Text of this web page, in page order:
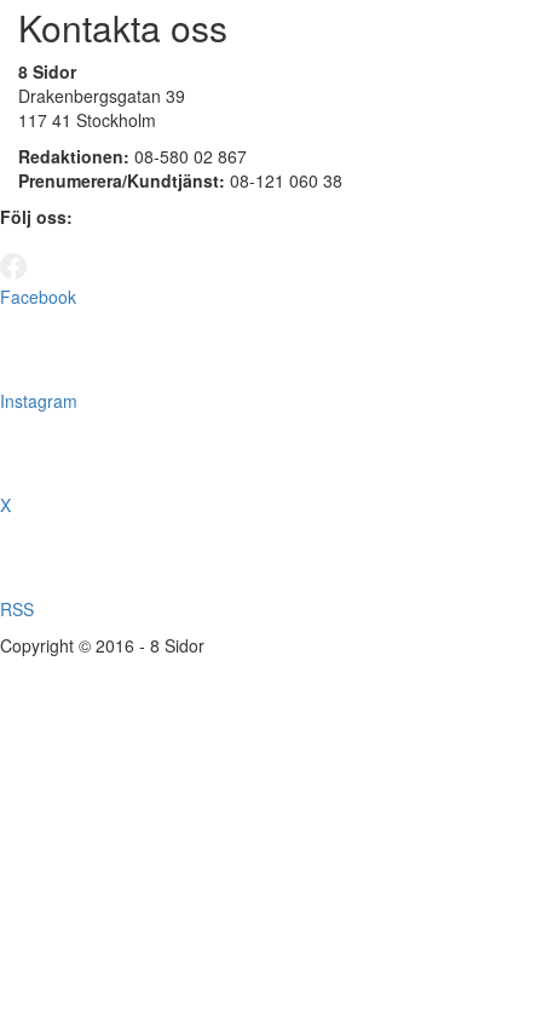
Kontakta oss
8 Sidor
Drakenbergsgatan 39
117 41 Stockholm
Redaktionen: 08-580 02 867
Prenumerera/Kundtjänst: 08-121 060 38
Följ oss:
Facebook
Instagram
X
RSS
Copyright © 2016 - 8 Sidor